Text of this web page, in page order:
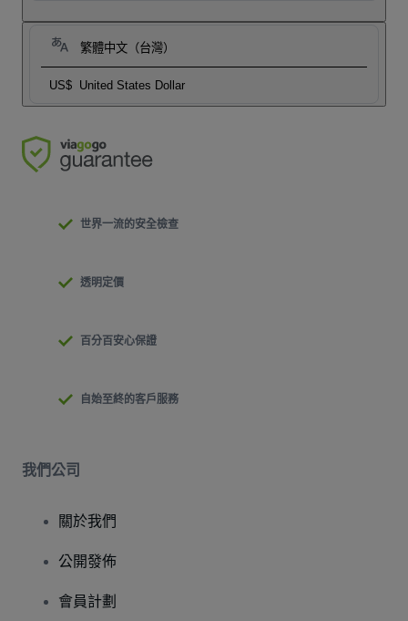
繁體中文（台灣）
US$ United States Dollar
世界一流的安全檢查
透明定價
百分百安心保證
自始至終的客戶服務
我們公司
關於我們
公開發佈
會員計劃